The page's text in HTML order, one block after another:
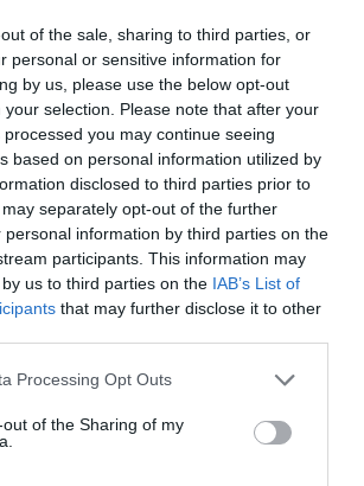
of the sale, sharing to third parties, or
personal or sensitive information for
by us, please use the below opt-out
selection. Please note that after your
you may continue seeing
based on personal information utilized by
disclosed to third parties prior to
separately opt-out of the further
personal information by third parties on the
participants. This information may
us to third parties on the IAB’s List of
that may further disclose it to other
website/app uses one or more Google
visit or usage behaviour. You may click to
to Google and its third-party tags to
specified purposes in below Google
Processing Opt Outs
of the Sharing of my